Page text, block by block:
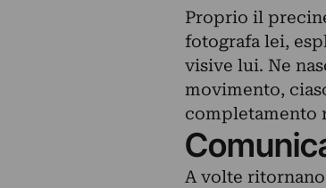
Proprio il
fotografa lei,
visive lui. Ne
movimento,
completamento
A volte